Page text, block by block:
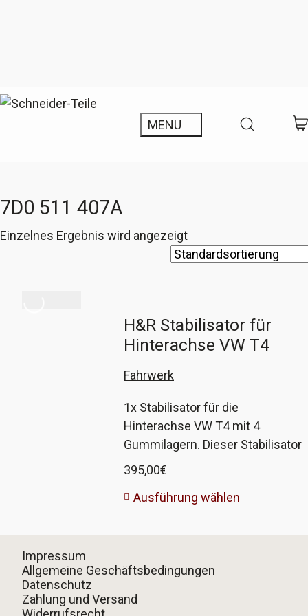
7D0 511 407A
Einzelnes Ergebnis wird angezeigt
H&R Stabilisator für
Hinterachse VW T4
Fahrwerk
1x Stabilisator für die
Hinterachse VW T4 mit 4
Gummilagern. Dieser Stabilisator
ist ein hochwertiger Nachbau der
und Passgenauigkeit dem
30mm-Stabi gab es ab Werk
nicht. Jedem Stabilisator liegen 4
395,00€
Ausführung wählen
Impressum
Allgemeine Geschäftsbedingungen
Datenschutz
Zahlung und Versand